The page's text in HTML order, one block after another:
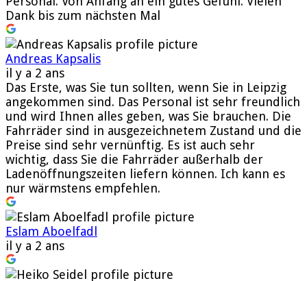
Dank bis zum nächsten Mal
Andreas Kapsalis
il y a 2 ans
Das Erste, was Sie tun sollten, wenn Sie in Leipzig
angekommen sind. Das Personal ist sehr freundlich
und wird Ihnen alles geben, was Sie brauchen. Die
Fahrräder sind in ausgezeichnetem Zustand und die
Preise sind sehr vernünftig. Es ist auch sehr
wichtig, dass Sie die Fahrräder außerhalb der
Ladenöffnungszeiten liefern können. Ich kann es
nur wärmstens empfehlen.
Eslam Aboelfadl
il y a 2 ans